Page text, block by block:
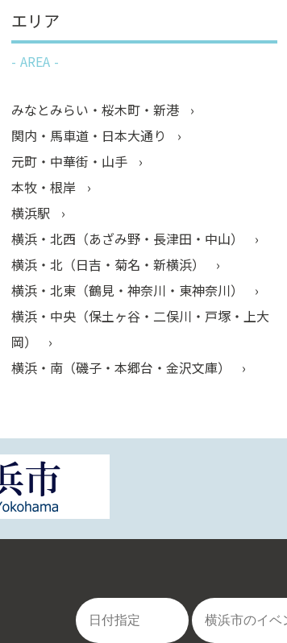
エリア
AREA
みなとみらい・桜木町・新港
関内・馬車道・日本大通り
元町・中華街・山手
本牧・根岸
横浜駅
横浜・北西（あざみ野・長津田・中山）
横浜・北（日吉・菊名・新横浜）
横浜・北東（鶴見・神奈川・東神奈川）
横浜・中央（保土ヶ谷・二俣川・戸塚・上大
岡）
横浜・南（磯子・本郷台・金沢文庫）